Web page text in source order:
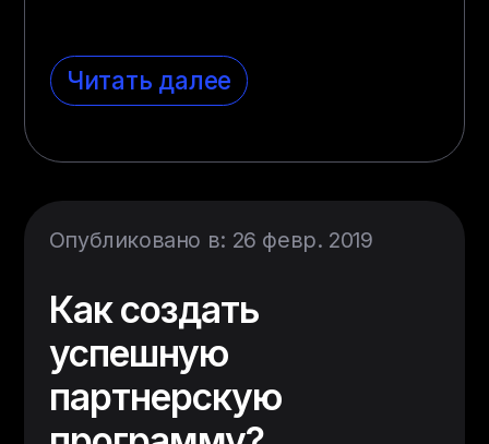
Читать далее
Опубликовано в: 26 февр. 2019
Как создать
успешную
партнерскую